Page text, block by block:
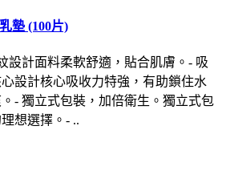
墊 (100片)
設計面料柔軟舒適，貼合肌膚。- 吸
設計核心吸收力特強，有助鎖住水
- 獨立式包裝，加倍衛生。獨立式包
想選擇。- ..